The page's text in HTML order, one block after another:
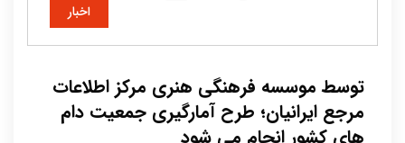
اخبار
توسط موسسه فرهنگی هنری مرکز اطلاعات
مرجع ایرانیان؛ طرح آمارگیری جمعیت دام
های کشور انجام می شود